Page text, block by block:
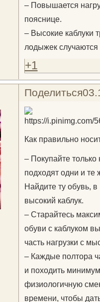
– Повышается
пояснице.
– Высокие каблуки
лодыжек случаются
+1
Поделиться
Как правильно
– Покупайте
подходят одни и те
Найдите ту обувь,
высокий каблук.
– Старайтесь
обуви с каблуком
часть нагрузки с
– Каждые полтора
и походить
физиологичную
времени, чтобы